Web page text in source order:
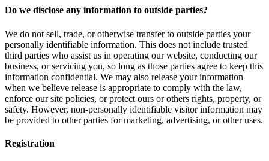
Do we disclose any information to outside parties?
We do not sell, trade, or otherwise transfer to outside parties your
personally identifiable information. This does not include trusted
third parties who assist us in operating our website, conducting our
business, or servicing you, so long as those parties agree to keep this
information confidential. We may also release your information
when we believe release is appropriate to comply with the law,
enforce our site policies, or protect ours or others rights, property, or
safety. However, non-personally identifiable visitor information may
be provided to other parties for marketing, advertising, or other uses.
Registration